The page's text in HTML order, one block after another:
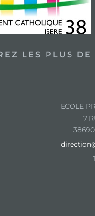
LES PLUS DE
ECOLE
7